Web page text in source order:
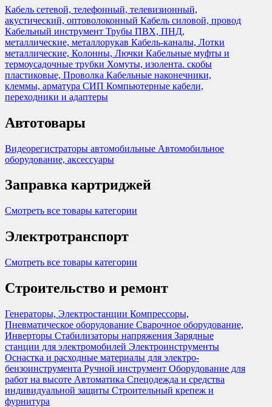
Кабель сетевой, телефонный, телевизионный,
акустический, оптоволоконный Кабель силовой, провод
Кабельный инструмент Трубы ПВХ, ПНД,
металлические, металлорукав Кабель-каналы, Лотки
металлические, Колонны, Лючки Кабельные муфты и
термоусадочные трубки Хомуты, изолента. скобы
пластиковые, Проволка Кабельные наконечники,
клеммы, арматура СИП Компьютерные кабели,
переходники и адаптеры
Автотовары
Видеорегистраторы автомобильные Автомобильное
оборудование, аксессуары
Заправка картриджей
Смотреть все товары категории
Электротранспорт
Смотреть все товары категории
Строительство и ремонт
Генераторы, Электростанции Компрессоры,
Пневматическое оборудование Сварочное оборудование,
Инверторы Стабилизаторы напряжения Зарядные
станции для электромобилей Электроинструменты
Оснастка и расходные материалы для электро-
бензоинструмента Ручной инструмент Оборудование для
работ на высоте Автоматика Спецодежда и средства
индивидуальной защиты Строительный крепеж и
фурнитура